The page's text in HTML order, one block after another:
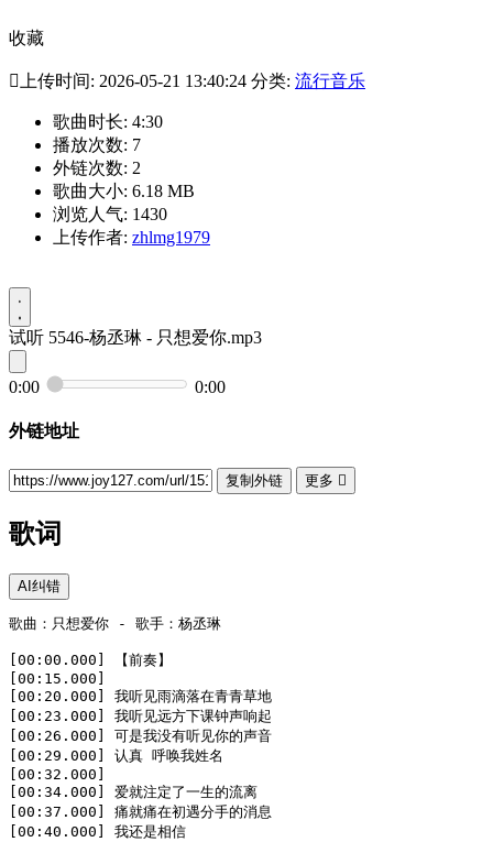
收藏
 上传时间: 2026-05-21 13:40:24 分类: 流行音乐
歌曲时长: 4:30
播放次数: 7
外链次数: 2
歌曲大小: 6.18 MB
浏览人气: 1430
上传作者: zhlmg1979
试听 5546-杨丞琳 - 只想爱你.mp3
0:00 0:00
外链地址
复制外链 更多 
歌词
AI纠错
歌曲：只想爱你 - 歌手：杨丞琳
[00:00.000] 【前奏】
[00:15.000]
[00:20.000] 我听见雨滴落在青青草地
[00:23.000] 我听见远方下课钟声响起
[00:26.000] 可是我没有听见你的声音
[00:29.000] 认真 呼唤我姓名
[00:32.000]
[00:34.000] 爱就注定了一生的流离
[00:37.000] 痛就痛在初遇分手的消息
[00:40.000] 我还是相信